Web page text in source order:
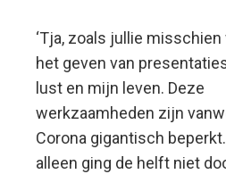
‘Tja, zoals jullie
het geven van
lust en mijn leven. Deze
werkzaamheden zijn
Corona gigantisch
alleen ging de helft niet